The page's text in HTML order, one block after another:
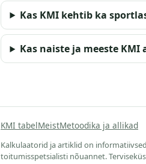
Kas KMI kehtib ka
Kas naiste ja meeste
KMI tabelMeistMetoodika ja allikad
Kalkulaatorid ja artiklid on
toitumisspetsialisti nõuannet.